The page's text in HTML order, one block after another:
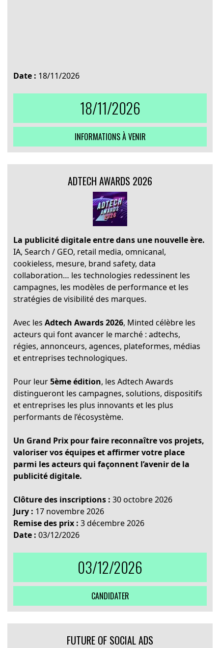
Date : 18/11/2026
18/11/2026
INFORMATIONS À VENIR
ADTECH AWARDS 2026
La publicité digitale entre dans une nouvelle ère.
IA, Search / GEO, retail media, omnicanal,
cookieless, mesure, brand safety, data
collaboration… les technologies redessinent les
campagnes, les modèles de performance et les
stratégies de visibilité des marques.
Avec les Adtech Awards 2026, Minted célèbre les
acteurs qui font avancer le marché : adtechs,
régies, annonceurs, agences, plateformes, médias
et entreprises technologiques.
Pour leur5ème édition, les Adtech Awards
distingueront les campagnes, solutions, dispositifs
et entreprises les plus innovants et les plus
performants de l’écosystème.
Un Grand Prix pour faire reconnaître vos projets,
valoriser vos équipes et affirmer votre place
parmi les acteurs qui façonnent l’avenir de la
publicité digitale.
Clôture des inscriptions : 30 octobre 2026
Jury : 17 novembre 2026
Remise des prix : 3 décembre 2026
Date : 03/12/2026
03/12/2026
CANDIDATER
FUTURE OF SOCIAL ADS